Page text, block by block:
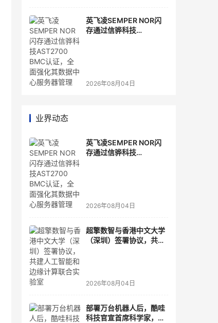
英飞凌SEMPER NOR闪
存通过信骅科技
2026年08月04日
业界动态
英飞凌SEMPER NOR闪
存通过信骅科技
2026年08月04日
超擎数智与香港中文大学
（深圳）签署协议，共建
2026年08月04日
部署万台机器人后，酷哇
科技官宣首席科学家，要